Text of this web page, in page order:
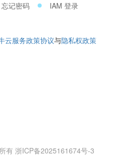
忘记密码 IAM 登录
云服务政策协议与隐私权政策
有 浙ICP备2025161674号-3